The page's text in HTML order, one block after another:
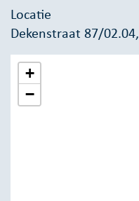
Locatie
Dekenstraat 87/
+
−